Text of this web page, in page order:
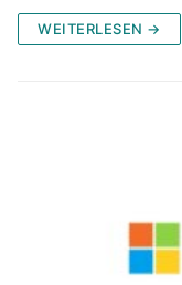
WEITERLESEN →